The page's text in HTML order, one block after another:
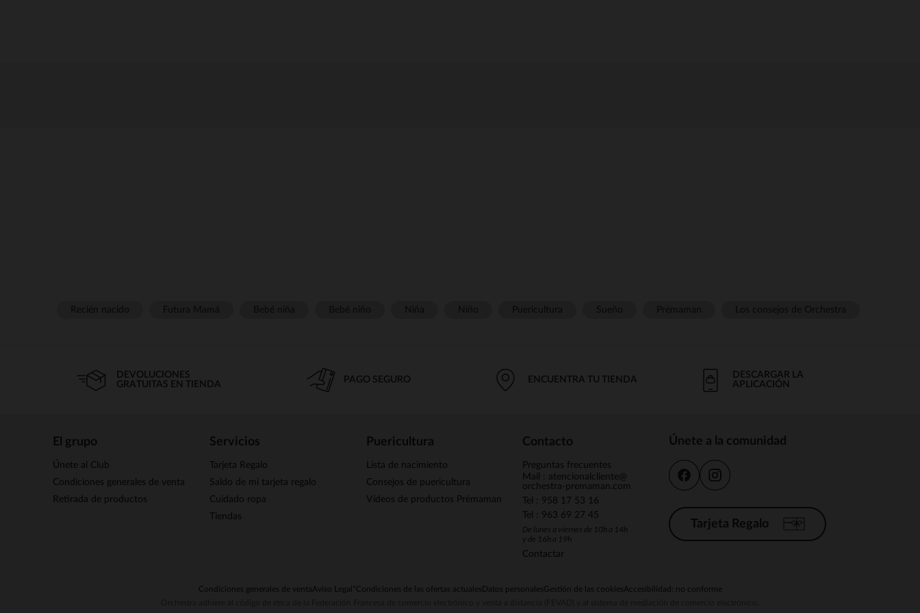
DEVOLUCIONES
GRATUITAS EN TIENDA
PAGO SEGURO ENCUENTRA TU TIENDA
DESCARGAR LA
APLICACIÓN
El grupo
Únete al Club
Condiciones generales de venta
Retirada de productos
Servicios
Tarjeta Regalo
Saldo de mi tarjeta regalo
Cuidado ropa
Tiendas
Puericultura
Lista de nacimiento
Consejos de puericultura
Vídeos de productos Prémaman
Contacto
Preguntas frecuentes
Mail : atencionalcliente@
orchestra-premaman.com
Tel : 958 17 53 16
Tel : 963 69 27 45
De lunes a viernes de 10h a 14h
y de 16h a 19h
Contactar
Únete a la comunidad
Tarjeta Regalo
Condiciones generales de ventaAviso Legal *Condiciones de las ofertas actuales Datos personalesGestión de las cookiesAccesibilidad: no conforme